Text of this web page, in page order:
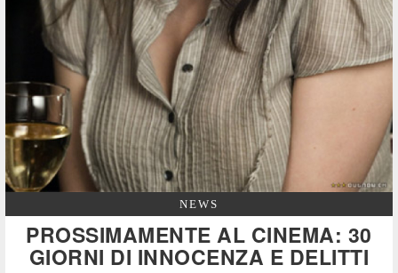
NEWS
PROSSIMAMENTE AL CINEMA: 30
GIORNI DI INNOCENZA E DELITTI